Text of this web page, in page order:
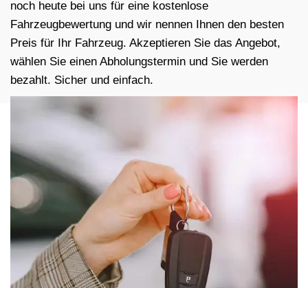
noch heute bei uns für eine kostenlose
Fahrzeugbewertung und wir nennen Ihnen den besten
Preis für Ihr Fahrzeug. Akzeptieren Sie das Angebot,
wählen Sie einen Abholungstermin und Sie werden
bezahlt. Sicher und einfach.